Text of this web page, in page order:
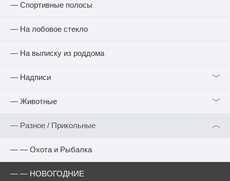
— Спортивные полосы
— На лобовое стекло
— На выписку из роддома
— Надписи ﹀
— Животные ﹀
— Разное / Прикольные ︿
— — Охота и Рыбалка
— — НОВОГОДНИЕ